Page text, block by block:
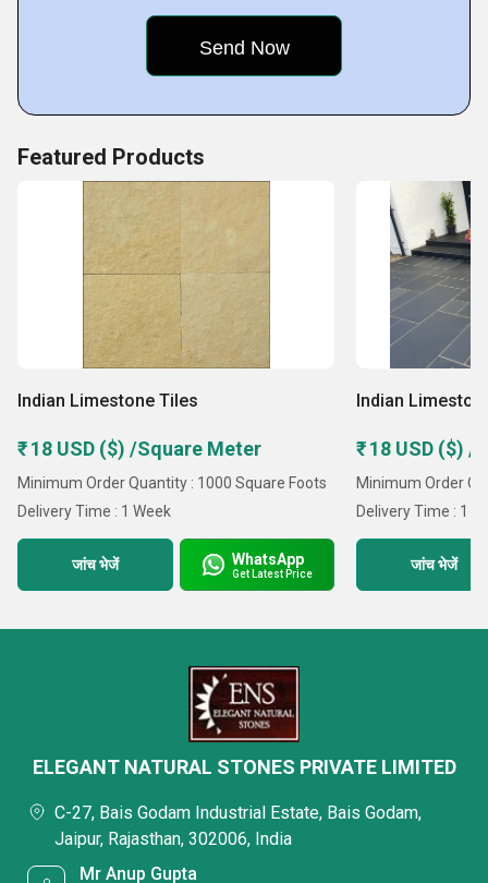
Featured Products
Indian Limestone Tiles
₹ 18 USD ($) /Square Meter
Minimum Order Quantity : 1000 Square Foots
Delivery Time : 1 Week
जांच भेजें WhatsApp
Get Latest Price
Indian
₹ 18 USD ($)
Minimum Order
Delivery Time : 1
जांच भेजें
ELEGANT NATURAL STONES PRIVATE LIMITED
C-27, Bais Godam Industrial Estate, Bais Godam,
Jaipur, Rajasthan, 302006, India
Mr Anup Gupta